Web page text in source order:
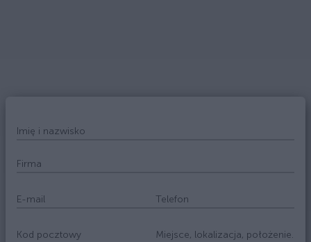
Imię i nazwisko
Firma
E-mail Telefon
Kod pocztowy Miejsce, lokalizacja, położenie.